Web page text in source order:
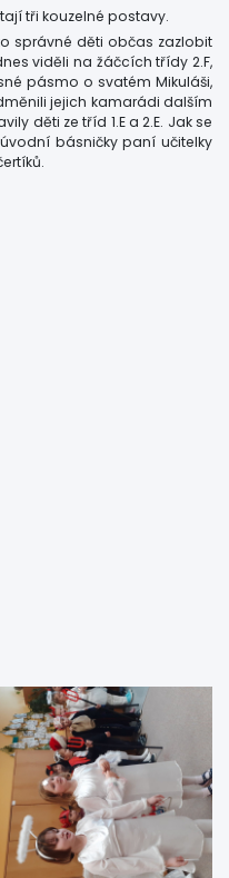
tři kouzelné postavy.
správné děti občas zazlobit
viděli na žáčcích třídy 2.F,
pásmo o svatém Mikuláši,
jejich kamarádi dalším
děti ze tříd 1.E a 2.E. Jak se
básničky paní učitelky